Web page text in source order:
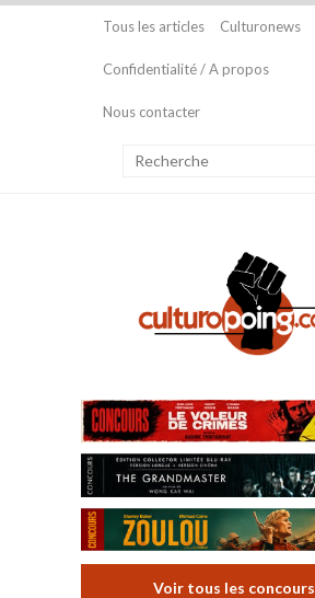
Tous les articles Culturonews
Confidentialité / A propos
Nous contacter
Voir tous les concours